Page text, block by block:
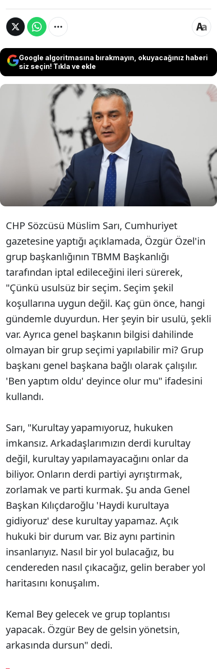
Google algoritmasına bırakmayın, okuyacağınız haberi
siz seçin! Tıkla ve ekle
Mahkeme kararıyla CHP Genel Başkanlığına
Kemal Kılıçdaroğlu'nun getirilmesinin ardından
CHP Sözcüsü olarak belirlenen Müslim Sarı,
CHP'nin seçilmiş lideri Özgür Özel'in TBMM
Grup Başkanı görevinin iptal edileceğini öne
sürdü.
CHP Sözcüsü Müslim Sarı, Cumhuriyet
gazetesine yaptığı açıklamada, Özgür Özel'in
grup başkanlığının TBMM Başkanlığı
tarafından iptal edileceğini ileri sürerek,
"Çünkü usulsüz bir seçim. Seçim şekil
koşullarına uygun değil. Kaç gün önce, hangi
gündemle duyurdun. Her şeyin bir usulü, şekli
var. Ayrıca genel başkanın bilgisi dahilinde
olmayan bir grup seçimi yapılabilir mi? Grup
başkanı genel başkana bağlı olarak çalışılır.
'Ben yaptım oldu' deyince olur mu" ifadesini
kullandı.
Sarı, "Kurultay yapamıyoruz, hukuken
imkansız. Arkadaşlarımızın derdi kurultay
değil, kurultay yapılamayacağını onlar da
biliyor. Onların derdi partiyi ayrıştırmak,
zorlamak ve parti kurmak. Şu anda Genel
Başkan Kılıçdaroğlu 'Haydi kurultaya
gidiyoruz' dese kurultay yapamaz. Açık
hukuki bir durum var. Biz aynı partinin
insanlarıyız. Nasıl bir yol bulacağız, bu
cendereden nasıl çıkacağız, gelin beraber yol
haritasını konuşalım.
Kemal Bey gelecek ve grup toplantısı
yapacak. Özgür Bey de gelsin yönetsin,
arkasında dursun" dedi.